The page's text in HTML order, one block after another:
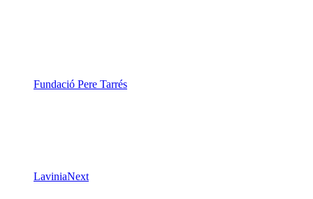
Fundació Pere Tarrés
LaviniaNext